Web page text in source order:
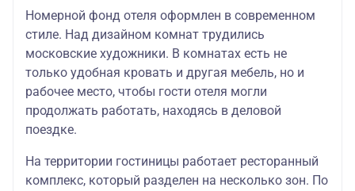
Номерной фонд отеля оформлен в современном
стиле. Над дизайном комнат трудились
московские художники. В комнатах есть не
только удобная кровать и другая мебель, но и
рабочее место, чтобы гости отеля могли
продолжать работать, находясь в деловой
поездке.
На территории гостиницы работает ресторанный
комплекс, который разделен на несколько зон. По